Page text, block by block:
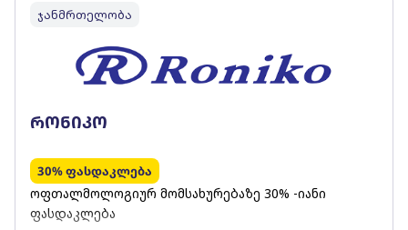
ჯანმრთელობა
რონიკო
30% ფასდაკლება
ოფთალმოლოგიურ მომსახურებაზე 30% -იანი
ფასდაკლება